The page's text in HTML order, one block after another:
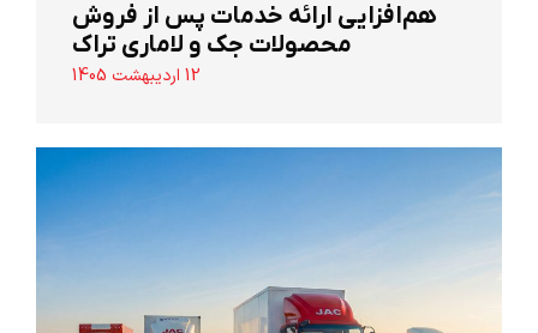
هم‌افزایی ارائه خدمات پس از فروش
محصولات جک و لاماری تراک
12 اردیبهشت 1405